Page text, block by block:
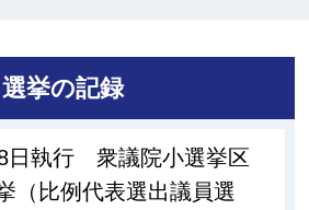
選挙の記録
日執行 衆議院小選挙区
（比例代表選出議員選